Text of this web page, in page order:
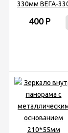
400 Р